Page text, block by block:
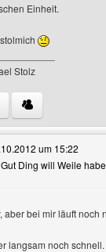
Einheit.
Stolz
dieses
anzeigen
um 15:22
Ding will Weile
aber bei mir läuft noch
langsam noch schnell.